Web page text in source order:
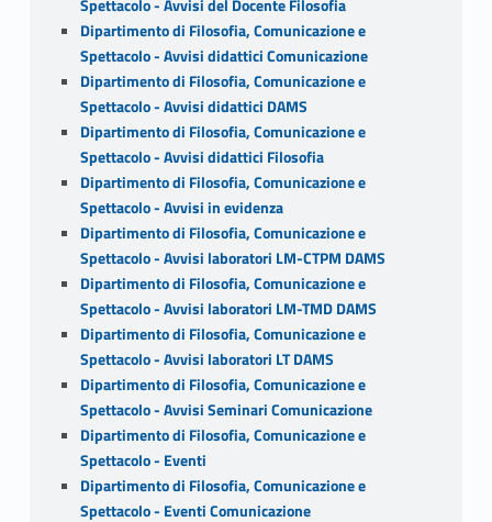
Spettacolo - Avvisi del Docente Filosofia
Dipartimento di Filosofia, Comunicazione e
Spettacolo - Avvisi didattici Comunicazione
Dipartimento di Filosofia, Comunicazione e
Spettacolo - Avvisi didattici DAMS
Dipartimento di Filosofia, Comunicazione e
Spettacolo - Avvisi didattici Filosofia
Dipartimento di Filosofia, Comunicazione e
Spettacolo - Avvisi in evidenza
Dipartimento di Filosofia, Comunicazione e
Spettacolo - Avvisi laboratori LM-CTPM DAMS
Dipartimento di Filosofia, Comunicazione e
Spettacolo - Avvisi laboratori LM-TMD DAMS
Dipartimento di Filosofia, Comunicazione e
Spettacolo - Avvisi laboratori LT DAMS
Dipartimento di Filosofia, Comunicazione e
Spettacolo - Avvisi Seminari Comunicazione
Dipartimento di Filosofia, Comunicazione e
Spettacolo - Eventi
Dipartimento di Filosofia, Comunicazione e
Spettacolo - Eventi Comunicazione